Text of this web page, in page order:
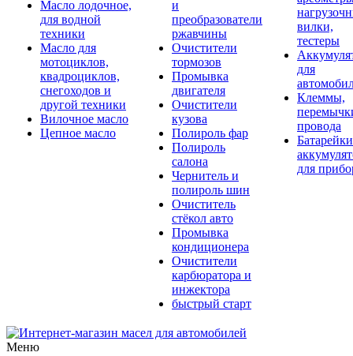
Масло лодочное,
для водной
техники
Масло для
мотоциклов,
квадроциклов,
снегоходов и
другой техники
Вилочное масло
Цепное масло
и
преобразователи
ржавчины
Очистители
тормозов
Промывка
двигателя
Очистители
кузова
Полироль фар
Полироль
салона
Чернитель и
полироль шин
Очиститель
стёкол авто
Промывка
кондиционера
Очистители
карбюратора и
инжектора
быстрый старт
вилки,
тестеры
для
Клеммы,
провода
для
Меню